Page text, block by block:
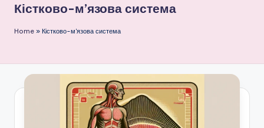
Кістково-м’язова система
Home » Кістково-м'язова система